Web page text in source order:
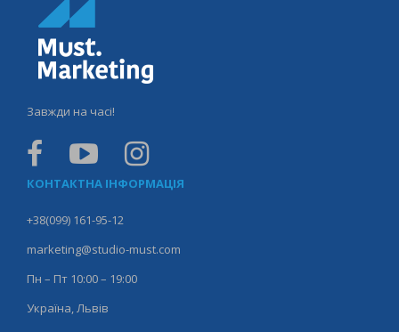
Завжди на часі!
КОНТАКТНА ІНФОРМАЦІЯ
+38(099) 161-95-12
marketing@studio-must.com
Пн – Пт 10:00 – 19:00
Україна, Львів